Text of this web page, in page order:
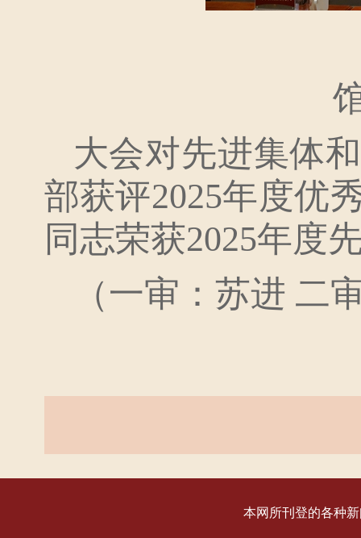
大会对先进集体
部获评2025年度优
同志荣获2025年度
（一审：苏进 二
本网所刊登的各种